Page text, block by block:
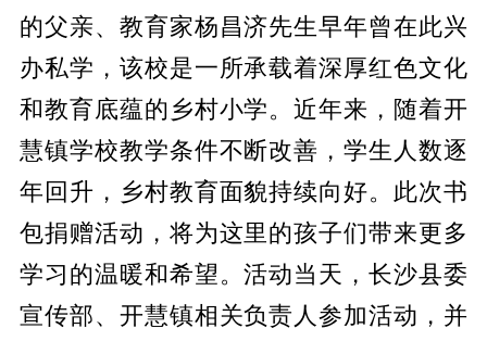
的父亲、教育家杨昌济先生早年曾在此兴
办私学，该校是一所承载着深厚红色文化
和教育底蕴的乡村小学。近年来，随着开
慧镇学校教学条件不断改善，学生人数逐
年回升，乡村教育面貌持续向好。此次书
包捐赠活动，将为这里的孩子们带来更多
学习的温暖和希望。活动当天，长沙县委
宣传部、开慧镇相关负责人参加活动，并